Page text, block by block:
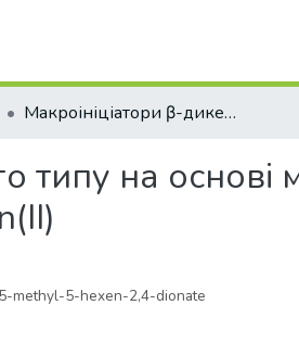
Макроініціатори β-дикетонатного типу на основі метилметакрилату та 5-метил-5-гексен-2,4-діонату Mn(II)
типу на основі
methyl-5-hexen-2,4-dionate